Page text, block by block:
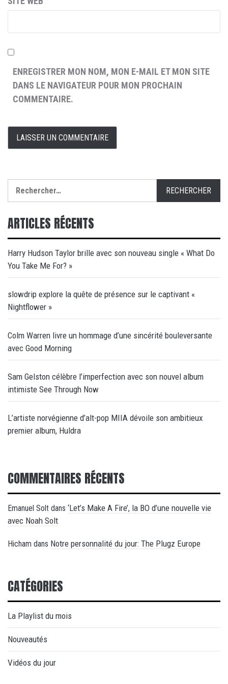
ENREGISTRER MON NOM, MON E-MAIL ET MON SITE
DANS LE NAVIGATEUR POUR MON PROCHAIN
COMMENTAIRE.
ARTICLES RÉCENTS
Harry Hudson Taylor brille avec son nouveau single « What Do
You Take Me For? »
slowdrip explore la quête de présence sur le captivant «
Nightflower »
Colm Warren livre un hommage d’une sincérité bouleversante
avec Good Morning
Sam Gelston célèbre l’imperfection avec son nouvel album
intimiste See Through Now
L’artiste norvégienne d’alt-pop MIIA dévoile son ambitieux
premier album, Huldra
COMMENTAIRES RÉCENTS
Emanuel Solt dans ‘Let’s Make A Fire’, la BO d’une nouvelle vie
avec Noah Solt
Hicham dans Notre personnalité du jour: The Plugz Europe
CATÉGORIES
La Playlist du mois
Nouveautés
Vidéos du jour